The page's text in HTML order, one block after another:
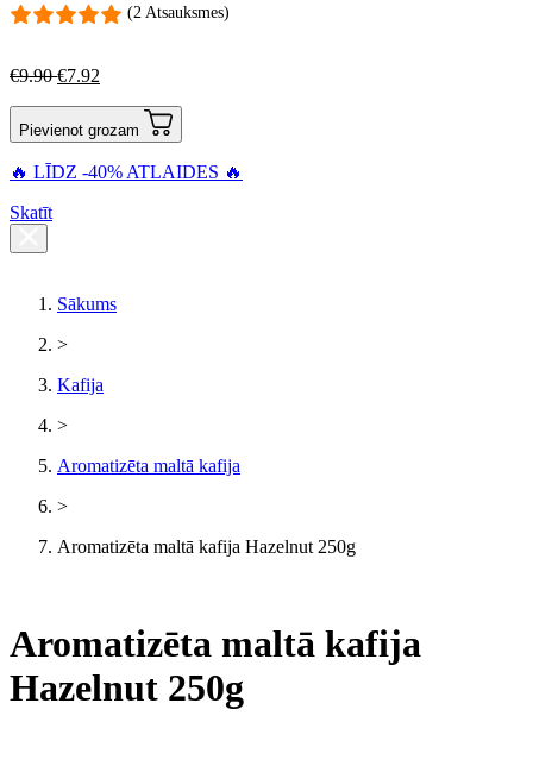
(2 Atsauksmes)
€9.90 €7.92
Pievienot grozam
🔥 LĪDZ -40% ATLAIDES 🔥
Skatīt
Sākums
>
Kafija
>
Aromatizēta maltā kafija
>
Aromatizēta maltā kafija Hazelnut 250g
Aromatizēta maltā kafija
Hazelnut 250g